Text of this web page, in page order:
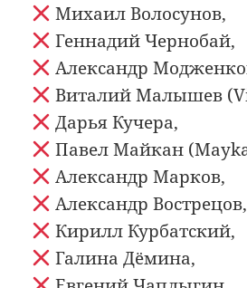
Михаил Волосунов,
Геннадий Чернобай,
Александр
Виталий Малышев
Дарья Кучера,
Павел Майкан
Александр Марков,
Александр Вострецов,
Кирилл Курбатский,
Галина Дёмина,